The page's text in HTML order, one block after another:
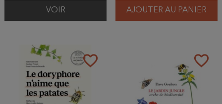
VOIR AJOUTER AU PANIER
favorite_border favorite_border